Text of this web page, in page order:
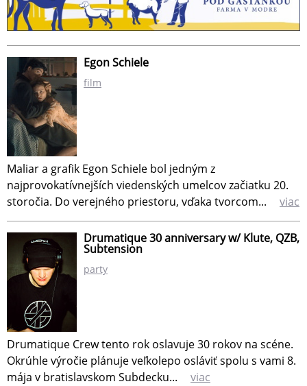
Egon Schiele
film
Maliar a grafik Egon Schiele bol jedným z
najprovokatívnejších viedenských umelcov začiatku 20.
storočia. Do verejného priestoru, vďaka tvorcom...
viac
Drumatique 30 anniversary w/ Klute, QZB,
Subtension
party
Drumatique Crew tento rok oslavuje 30 rokov na scéne.
Okrúhle výročie plánuje veľkolepo osláviť spolu s vami 8.
mája v bratislavskom Subdecku...
viac